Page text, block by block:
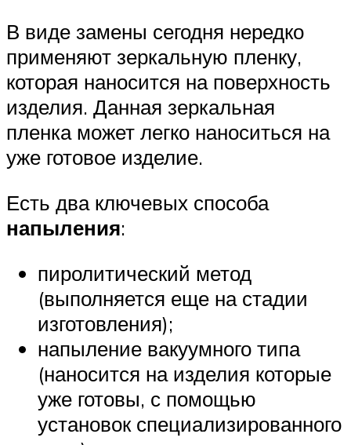
В виде замены сегодня нередко
применяют зеркальную пленку,
которая наносится на поверхность
изделия. Данная зеркальная
пленка может легко наноситься на
уже готовое изделие.
Есть два ключевых способа
напыления:
пиролитический метод
(выполняется еще на стадии
изготовления);
напыление вакуумного типа
(наносится на изделия которые
уже готовы, с помощью
установок специализированного